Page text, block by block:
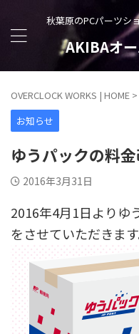
秋葉原のPCパーツシ
AKIBAオ
OVERCLOCK WORKS | HOME >
お知らせ
ゆうパックの料
2016年3月31日
2016年4月1日よりゆ
をさせていただきます